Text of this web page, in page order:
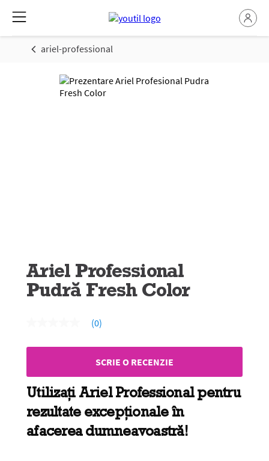
ariel-professional
Ariel Professional
Pudră Fresh Color
de
link
de
pagină.
(0)
SCRIE O RECENZIE
Utilizați Ariel Professional pentru
rezultate excepționale în
afacerea dumneavoastră!